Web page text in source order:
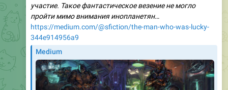
участие. Такое фантастическое везение не могло
пройти мимо внимания инопланетян…
https://medium.com/@sfiction/the-man-who-was-lucky-
344e914956a9
Medium